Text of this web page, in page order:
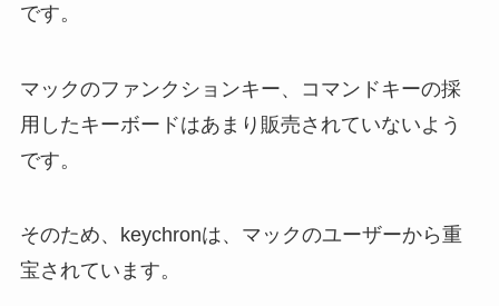
です。
マックのファンクションキー、コマンドキーの採
用したキーボードはあまり販売されていないよう
です。
そのため、keychronは、マックのユーザーから重
宝されています。